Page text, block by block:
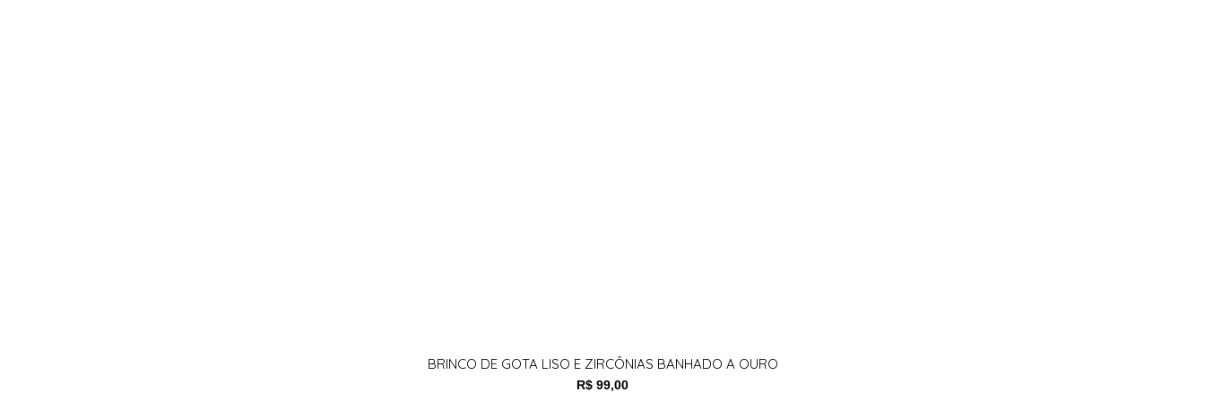
BRINCO DE GOTA LISO E ZIRCÔNIAS BANHADO A OURO
Preço
R$ 99,00